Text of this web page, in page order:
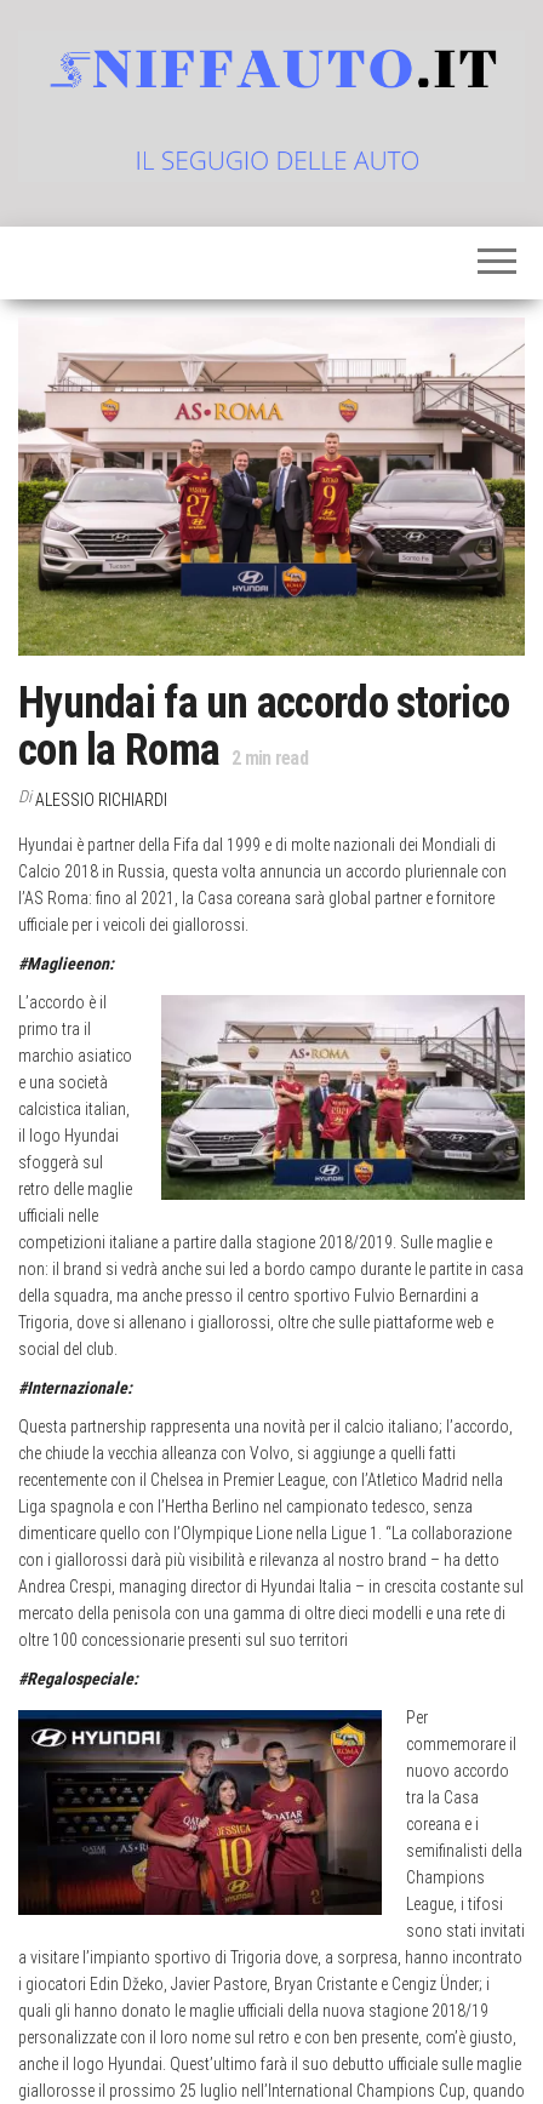
contenuto
Hyundai fa un accordo storico
con la Roma 2min read
DiALESSIO RICHIARDI
Hyundai è partner della Fifa dal 1999 e di molte nazionali dei Mondiali di
Calcio 2018 in Russia, questa volta annuncia un accordo pluriennale con
l’AS Roma: fino al 2021, la Casa coreana sarà global partner e fornitore
ufficiale per i veicoli dei giallorossi.
#Maglieenon:
L’accordo è il
primo tra il
marchio asiatico
e una società
calcistica italian,
il logo Hyundai
sfoggerà sul
retro delle maglie
ufficiali nelle
competizioni italiane a partire dalla stagione 2018/2019. Sulle maglie e
non: il brand si vedrà anche sui led a bordo campo durante le partite in casa
della squadra, ma anche presso il centro sportivo Fulvio Bernardini a
Trigoria, dove si allenano i giallorossi, oltre che sulle piattaforme web e
social del club.
#Internazionale:
Questa partnership rappresenta una novità per il calcio italiano; l’accordo,
che chiude la vecchia alleanza con Volvo, si aggiunge a quelli fatti
recentemente con il Chelsea in Premier League, con l’Atletico Madrid nella
Liga spagnola e con l’Hertha Berlino nel campionato tedesco, senza
dimenticare quello con l’Olympique Lione nella Ligue 1. “La collaborazione
con i giallorossi darà più visibilità e rilevanza al nostro brand – ha detto
Andrea Crespi, managing director di Hyundai Italia – in crescita costante sul
mercato della penisola con una gamma di oltre dieci modelli e una rete di
oltre 100 concessionarie presenti sul suo territori
#Regalospeciale:
Per
commemorare il
nuovo accordo
tra la Casa
coreana e i
semifinalisti della
Champions
League, i tifosi
sono stati invitati
a visitare l’impianto sportivo di Trigoria dove, a sorpresa, hanno incontrato
i giocatori Edin Džeko, Javier Pastore, Bryan Cristante e Cengiz Ünder; i
quali gli hanno donato le maglie ufficiali della nuova stagione 2018/19
personalizzate con il loro nome sul retro e con ben presente, com’è giusto,
anche il logo Hyundai. Quest’ultimo farà il suo debutto ufficiale sulle maglie
giallorosse il prossimo 25 luglio nell’International Champions Cup, quando